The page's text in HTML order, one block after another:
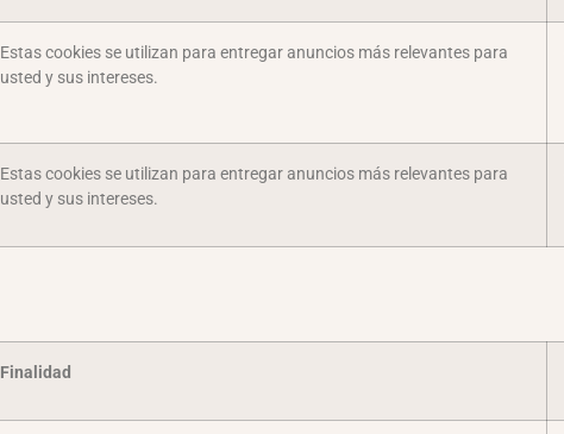
Estas cookies se utilizan para entregar anuncios más relevantes para
usted y sus intereses.
Estas cookies se utilizan para entregar anuncios más relevantes para
usted y sus intereses.
Finalidad